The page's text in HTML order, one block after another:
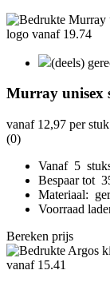
(deels)
Murray unisex
vanaf 12,97 per stuk
(0)
Vanaf 5
Bespaar tot
Materiaal:
Voorraad
Bereken prijs